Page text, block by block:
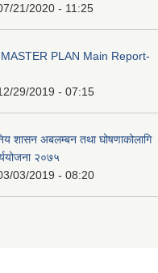
21/2020 - 11:25
PLAN Main Report-
29/2019 - 07:15
शासन अबलम्बन तथा घोषणाकोलागि
२०७५
03/2019 - 08:20